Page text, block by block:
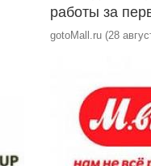
работы за
gotoMall.ru (28